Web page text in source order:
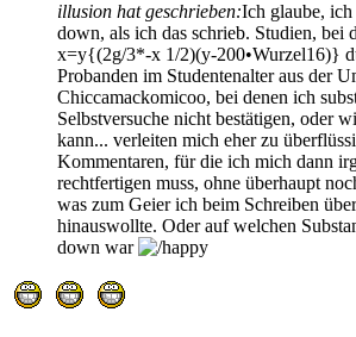
illusion hat geschrieben:Ich glaube,
down, als ich das schrieb. Studien, bei
x=y{(2g/3*-x 1/2)(y-200•Wurzel16)}
Probanden im Studentenalter aus der
Chiccamackomicoo, bei denen ich
Selbstversuche nicht bestätigen, oder
kann... verleiten mich eher zu
Kommentaren, für die ich mich dann
rechtfertigen muss, ohne überhaupt
was zum Geier ich beim Schreiben
hinauswollte. Oder auf welchen
down war